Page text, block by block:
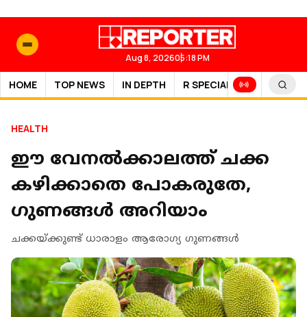
Aug 8, 202605:18 PM
HOME TOP NEWS IN DEPTH R SPECIAL SPORTS
HEALTH
ഈ വേനല്‍ക്കാലത്ത് ചക്ക
കഴിക്കാതെ പോകരുതേ,
ഗുണങ്ങള്‍ അറിയാം
ചക്കയ്ക്കുണ്ട് ധാരാളം ആരോഗ്യ ഗുണങ്ങള്‍